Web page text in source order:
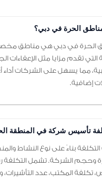
الحرة في دبي؟
الحرة في دبي هي مناطق
التي تقدم مزايا مثل الإعفاءات
مما يسهل على الشركات أداء
إضافية.
تأسيس شركة في المنطقة
بناءً على نوع النشاط
وحجم الشركة. تشمل
تكلفة المكتب، عدد التأشيرات،